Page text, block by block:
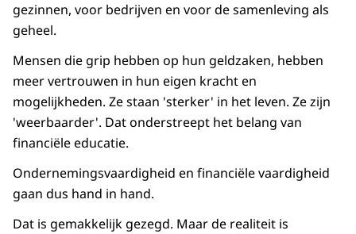
gezinnen, voor bedrijven en voor de samenleving als
geheel.
Mensen die grip hebben op hun geldzaken, hebben
meer vertrouwen in hun eigen kracht en
mogelijkheden. Ze staan 'sterker' in het leven. Ze zijn
'weerbaarder'. Dat onderstreept het belang van
financiële educatie.
Ondernemingsvaardigheid en financiële vaardigheid
gaan dus hand in hand.
Dat is gemakkelijk gezegd. Maar de realiteit is